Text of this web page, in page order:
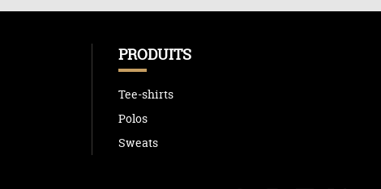
PRODUITS
Tee-shirts
Polos
Sweats